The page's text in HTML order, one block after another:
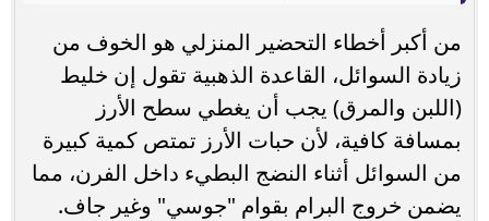
من أكبر أخطاء التحضير المنزلي هو الخوف من
زيادة السوائل، القاعدة الذهبية تقول إن خليط
(اللبن والمرق) يجب أن يغطي سطح الأرز
بمسافة كافية، لأن حبات الأرز تمتص كمية كبيرة
من السوائل أثناء النضج البطيء داخل الفرن، مما
يضمن خروج البرام بقوام "جوسي" وغير جاف.